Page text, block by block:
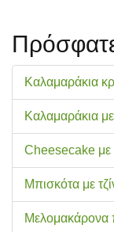
Καλαμαράκια
Καλαμαράκια
Cheesecake με
Μπισκότα με
Μελομακάρονα